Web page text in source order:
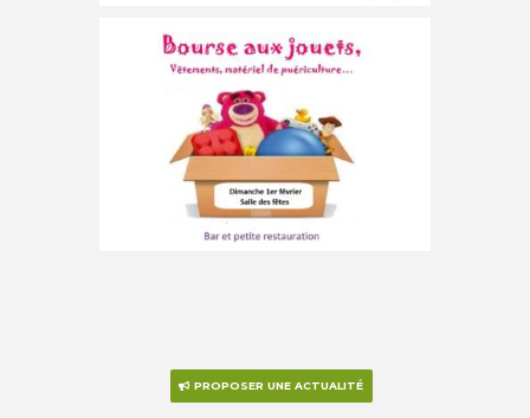
Bourse aux jouets,
vêtements enfants et
articles de puériculture le
2 février
ACTI’ZOOM organise sa 28éme bourse aux
jouets, vêtements pour enfants et articles de
puériculture le : dimanche 1er février 2026 de
8h15 à 14h00 à la salle des fêtes d’Andolsheim.
PROPOSER UNE ACTUALITÉ